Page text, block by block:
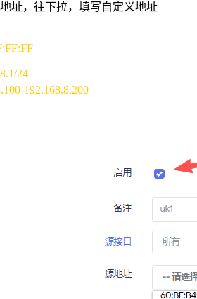
址，往下拉，填写自定义地址
24
192.168.8.200